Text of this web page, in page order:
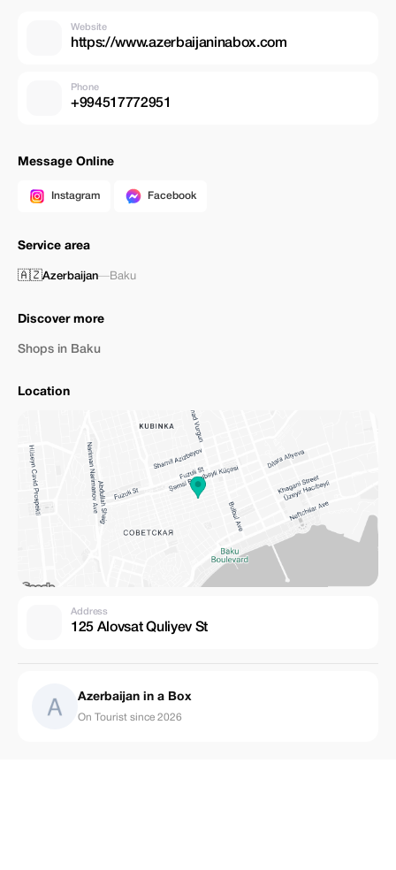
Website
https://www.azerbaijaninabox.com
Phone
+994517772951
Message Online
Instagram Facebook
Service area
🇦🇿Azerbaijan—Baku
Discover more
Shops in Baku
Location
Address
125 Alovsat Quliyev St
Azerbaijan in a Box
On Tourist since 2026